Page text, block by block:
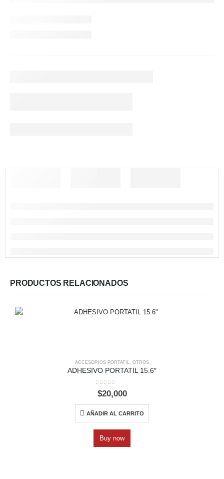
PRODUCTOS RELACIONADOS
ACCESORIOS PORTATIL, OTROS
ADHESIVO PORTATIL 15.6″
0out of 5
$20,000
AÑADIR AL CARRITO
Buy now